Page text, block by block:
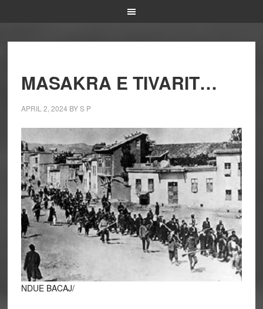
MASAKRA E TIVARIT…
APRIL 2, 2024 BYS P
NDUE BACAJ/